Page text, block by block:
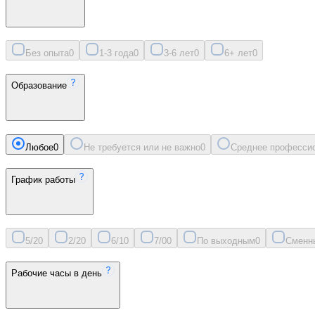
Без опыта0 1-3 года0 3-6 лет0 6+ лет0
Образование
Любое0 Не требуется или не важно0 Среднее
График работы
5/20 2/20 6/10 7/00 По выходным0
Рабочие часы в день